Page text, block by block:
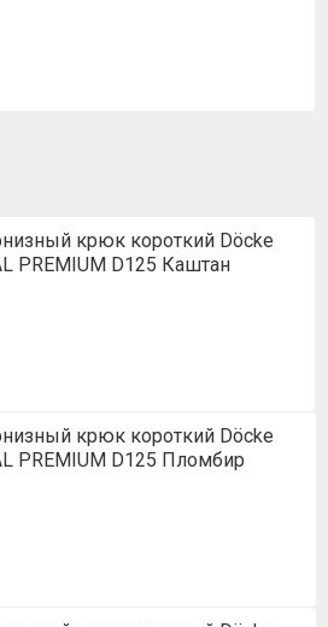
крюк короткий Döcke
PREMIUM D125 Каштан
крюк короткий Döcke
PREMIUM D125 Пломбир